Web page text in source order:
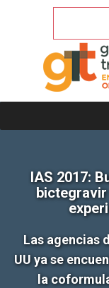
IAS 2017:
bictegravir
Las agencias
UU ya se
la